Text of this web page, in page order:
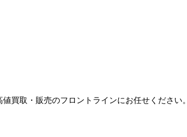
買取・販売のフロントラインにお任せください。